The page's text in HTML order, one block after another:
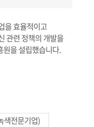
을 효율적이고
관련 정책의 개발을
원을 설립했습니다.
색전문기업)